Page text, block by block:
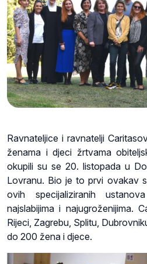
Ravnateljice i ravnatelji
ženama i djeci žrtvama
okupili su se 20. listopada u
Lovranu. Bio je to prvi ovakav
ovih specijaliziranih
najslabijima i najugroženijima.
Rijeci, Zagrebu, Splitu,
do 200 žena i djece.